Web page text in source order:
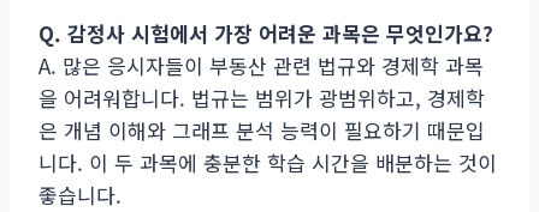
Q. 감정사 시험에서 가장 어려운 과목은 무엇인가요?
A. 많은 응시자들이 부동산 관련 법규와 경제학 과목
을 어려워합니다. 법규는 범위가 광범위하고, 경제학
은 개념 이해와 그래프 분석 능력이 필요하기 때문입
니다. 이 두 과목에 충분한 학습 시간을 배분하는 것이
좋습니다.